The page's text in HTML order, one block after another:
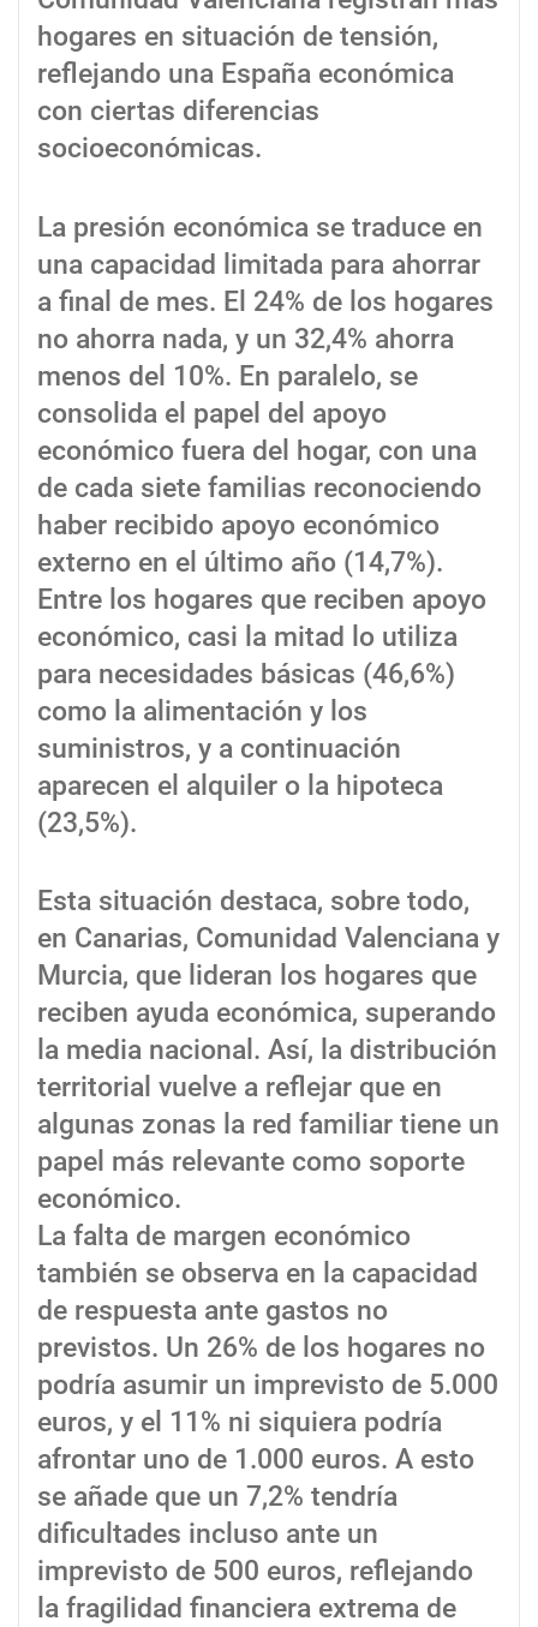
hogares en situación de tensión,
reflejando una España económica
con ciertas diferencias
socioeconómicas.
La presión económica se traduce en
una capacidad limitada para ahorrar
a final de mes. El 24% de los hogares
no ahorra nada, y un 32,4% ahorra
menos del 10%. En paralelo, se
consolida el papel del apoyo
económico fuera del hogar, con una
de cada siete familias reconociendo
haber recibido apoyo económico
externo en el último año (14,7%).
Entre los hogares que reciben apoyo
económico, casi la mitad lo utiliza
para necesidades básicas (46,6%)
como la alimentación y los
suministros, y a continuación
aparecen el alquiler o la hipoteca
(23,5%).
Esta situación destaca, sobre todo,
en Canarias, Comunidad Valenciana y
Murcia, que lideran los hogares que
reciben ayuda económica, superando
la media nacional. Así, la distribución
territorial vuelve a reflejar que en
algunas zonas la red familiar tiene un
papel más relevante como soporte
económico.
La falta de margen económico
también se observa en la capacidad
de respuesta ante gastos no
previstos. Un 26% de los hogares no
podría asumir un imprevisto de 5.000
euros, y el 11% ni siquiera podría
afrontar uno de 1.000 euros. A esto
se añade que un 7,2% tendría
dificultades incluso ante un
imprevisto de 500 euros, reflejando
la fragilidad financiera extrema de